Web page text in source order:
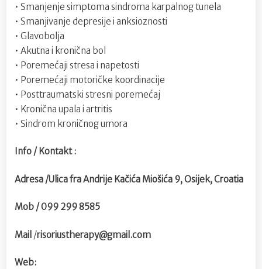
• Smanjenje simptoma sindroma karpalnog tunela
• Smanjivanje depresije i anksioznosti
• Glavobolja
• Akutna i kronična bol
• Poremećaji stresa i napetosti
• Poremećaji motoričke koordinacije
• Posttraumatski stresni poremećaj
• Kronična upala i artritis
• Sindrom kroničnog umora
Info / Kontakt :
Adresa /Ulica fra Andrije Kačića Miošića 9, Osijek, Croatia
Mob / 099 299 8585
Mail /risoriustherapy@gmail.com
Web: